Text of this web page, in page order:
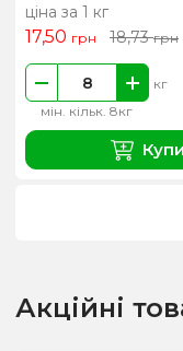
ціна за 1 кг
17,50 грн 18,73грн
мін. кільк. 8кг
кг
Акційні